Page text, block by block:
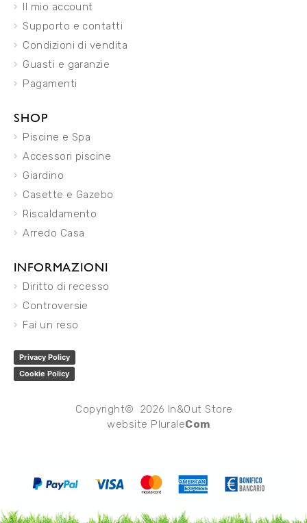
Il mio account
Supporto e contatti
Condizioni di vendita
Guasti e garanzie
Pagamenti
SHOP
Piscine e Spa
Accessori piscine
Giardino
Casette e Gazebo
Riscaldamento
Arredo Casa
INFORMAZIONI
Diritto di recesso
Controversie
Fai un reso
Privacy Policy
Cookie Policy
Copyright© 2026 In&Out Store
website PluraleCom